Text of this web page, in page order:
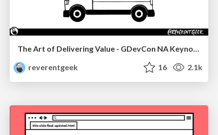
reverentgeek
16 2.1k